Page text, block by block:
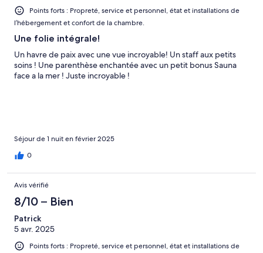
Points forts : Propreté, service et personnel, état et installations de
l’hébergement et confort de la chambre.
Une folie intégrale!
Un havre de paix avec une vue incroyable! Un staff aux petits
soins ! Une parenthèse enchantée avec un petit bonus Sauna
face a la mer ! Juste incroyable !
Séjour de 1 nuit en février 2025
0
Avis vérifié
8/10 – Bien
Patrick
5 avr. 2025
Points forts : Propreté, service et personnel, état et installations de